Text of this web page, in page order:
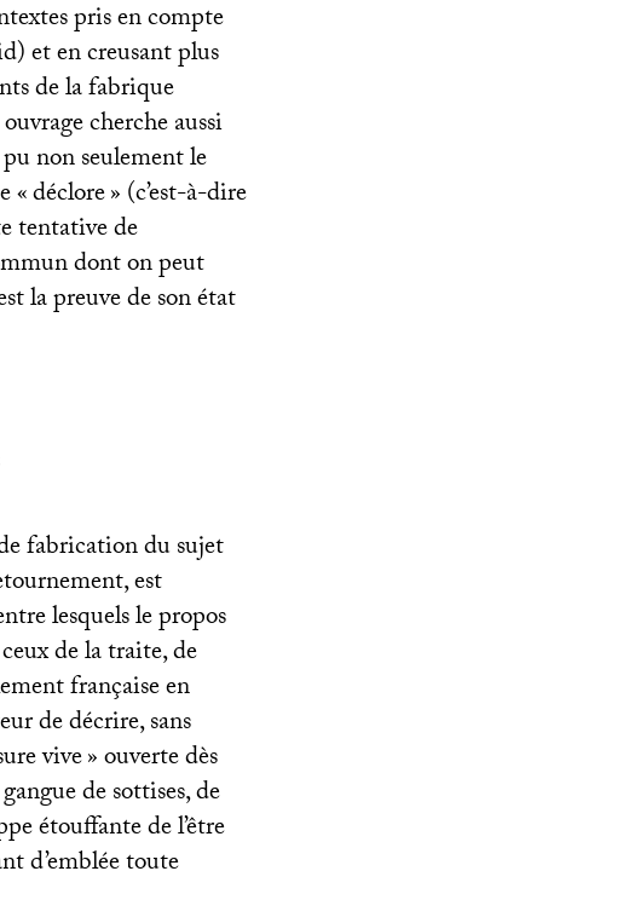
pris en compte
et en creusant plus
de la fabrique
cherche aussi
non seulement le
«déclore» (c’est-à-dire
tentative de
dont on peut
la preuve de son état
fabrication du sujet
est
lesquels le propos
ceux de la traite, de
française en
de décrire, sans
vive» ouverte dès
de sottises, de
étouffante de l’être
d’emblée toute